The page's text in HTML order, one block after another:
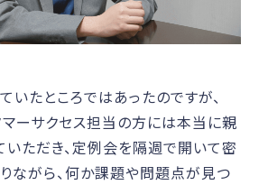
いたところではあったのですが、
ーサクセス担当の方には本当に親
いただき、定例会を隔週で開いて密
ながら、何か課題や問題点が見つ